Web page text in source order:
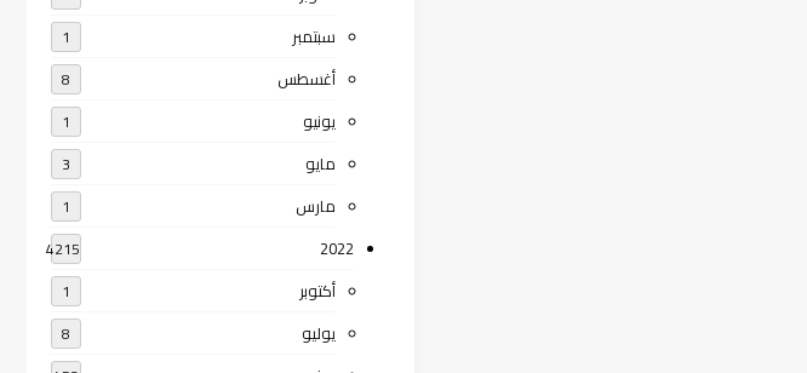
سبتمبر 1
أغسطس 8
يونيو 1
مايو 3
مارس 1
2022
4215
أكتوبر 1
يوليو 8